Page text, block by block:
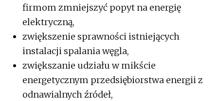
firmom zmniejszyć popyt na energię
elektryczną,
zwiększenie sprawności istniejących
instalacji spalania węgla,
zwiększanie udziału w mikście
energetycznym przedsiębiorstwa energii z
odnawialnych źródeł,